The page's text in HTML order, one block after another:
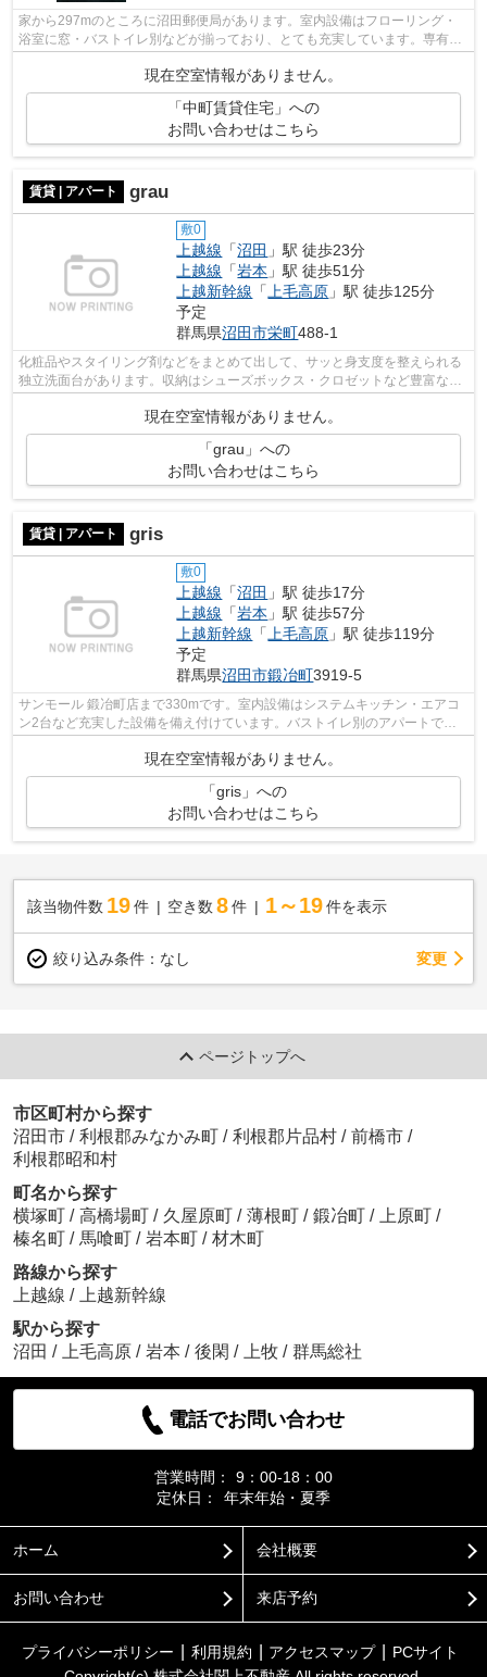
家から297mのところに沼田郵便局があります。室内設備はフローリング・
浴室に窓・バストイレ別などが揃っており、とても充実しています。専有面
積は56.66平米となっております。通勤時...
現在空室情報がありません。
「中町賃貸住宅」への
お問い合わせはこちら
賃貸 | アパート grau
敷0
上越線 「沼田 」駅 徒歩23分
上越線 「岩本 」駅 徒歩51分
上越新幹線 「上毛高原 」駅 徒歩125分
予定
群馬県沼田市栄町488-1
化粧品やスタイリング剤などをまとめて出して、サッと身支度を整えられる
独立洗面台があります。収納はシューズボックス・クロゼットなど豊富なの
現在空室情報がありません。
「grau」への
お問い合わせはこちら
賃貸 | アパート gris
敷0
上越線 「沼田 」駅 徒歩17分
上越線 「岩本 」駅 徒歩57分
上越新幹線 「 上毛高原 」駅 徒歩119分
予定
群馬県沼田市鍛冶町3919-5
サンモール 鍛冶町店まで330mです。室内設備はシステムキッチン・エアコ
ン2台など充実した設備を備え付けています。バストイレ別のアパートで
す。南向きのアパートはぽかぽかした暖か...
現在空室情報がありません。
「gris」への
お問い合わせはこちら
該当物件数 19件 空き数 8 件 1～19 件を表示
絞り込み条件： なし 変更
ページトップへ
市区町村から探す
沼田市 / 利根郡みなかみ町 / 利根郡片品村 / 前橋市 /
利根郡昭和村
町名から探す
横塚町 / 高橋場町 / 久屋原町 / 薄根町 / 鍛冶町 / 上原町 /
榛名町 / 馬喰町 / 岩本町 / 材木町
路線から探す
上越線 /
上越新幹線
駅から探す
沼田 / 上毛高原 / 岩本 / 後閑 / 上牧 / 群馬総社
電話でお問い合わせ
営業時間：
9：00-18：00
定休日：
年末年始・夏季
ホーム 会社概要
お問い合わせ 来店予約
プライバシーポリシー 利用規約 アクセスマップ
PCサイト